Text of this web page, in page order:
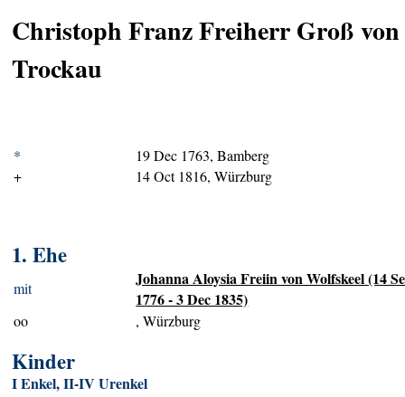
Christoph Franz Freiherr Groß von
Trockau
*
19 Dec 1763, Bamberg
+
14 Oct 1816, Würzburg
1. Ehe
mit
Johanna Aloysia Freiin von Wolfskeel (14
1776 - 3 Dec 1835)
oo , Würzburg
Kinder
I Enkel, II-IV Urenkel